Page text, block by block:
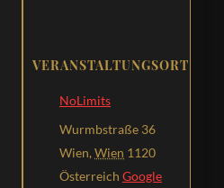
VERANSTALTUNGSORT
NoLimits
Wurmbstraße 36
Wien, Wien 1120
Österreich Google